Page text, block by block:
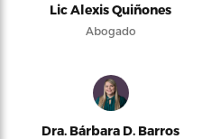
Lic Alexis Quiñones
Abogado
Dra. Bárbara D. Barros